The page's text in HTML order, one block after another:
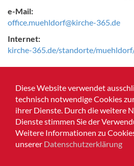
e-Mail:
office.muehldorf@kirche-365.de
Internet:
kirche-365.de/standorte/
Zurück zur
Home
Impressum
Diese Website verwendet
technisch notwendige Cookies
ihrer Dienste. Durch die weitere
Dienste stimmen Sie der
Weitere Informationen zu
unserer Datenschutzerklärung